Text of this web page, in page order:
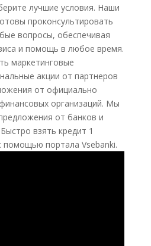
лучшие условия. Наши
проконсультировать
вопросы, обеспечивая
и помощь в любое время.
маркетинговые
акции от партнеров
от официально
организаций. Мы
от банков и
взять кредит 1
портала Vsebanki.